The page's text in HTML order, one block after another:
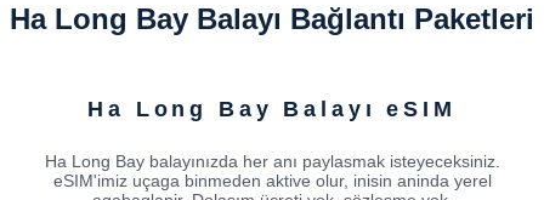
Ha Long Bay Balayı Bağlantı Paketleri
Ha Long Bay Balayı eSIM
Ha Long Bay balayınızda her anı paylasmak isteyeceksiniz.
eSIM'imiz uçaga binmeden aktive olur, inisin aninda yerel